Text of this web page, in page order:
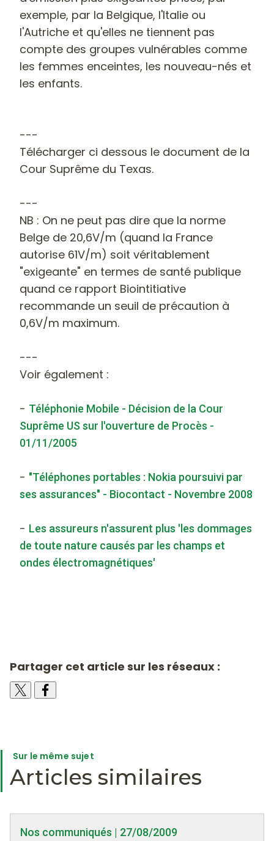
exemple, par la Belgique, l'Italie ou
l'Autriche et qu'elles ne tiennent pas
compte des groupes vulnérables comme
les femmes enceintes, les nouveau-nés et
les enfants.
---
Télécharger ci dessous le document de la
Cour Suprême du Texas.
---
NB : On ne peut pas dire que la norme
Belge de 20,6V/m (quand la France
autorise 61V/m) soit véritablement
"exigeante" en termes de santé publique
quand ce rapport Biointitiative
recommande un seuil de précaution à
0,6V/m maximum.
---
Voir également :
- Téléphonie Mobile - Décision de la Cour
Suprême US sur l'ouverture de Procès -
01/11/2005
- "Téléphones portables : Nokia poursuivi par
ses assurances" - Biocontact - Novembre 2008
- Les assureurs n'assurent plus 'les dommages
de toute nature causés par les champs et
ondes électromagnétiques'
Partager cet article sur les réseaux :
Sur le même sujet
Articles similaires
Nos communiqués | 27/08/2009